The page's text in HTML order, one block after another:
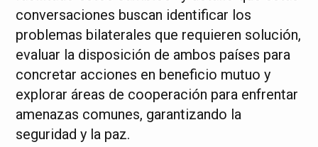
conversaciones buscan identificar los
problemas bilaterales que requieren solución,
evaluar la disposición de ambos países para
concretar acciones en beneficio mutuo y
explorar áreas de cooperación para enfrentar
amenazas comunes, garantizando la
seguridad y la paz.